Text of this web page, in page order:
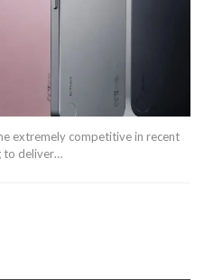
extremely competitive in recent
to deliver…